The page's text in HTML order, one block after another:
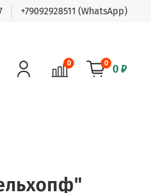
+79092928511 (WhatsApp)
0 0 0 ₽